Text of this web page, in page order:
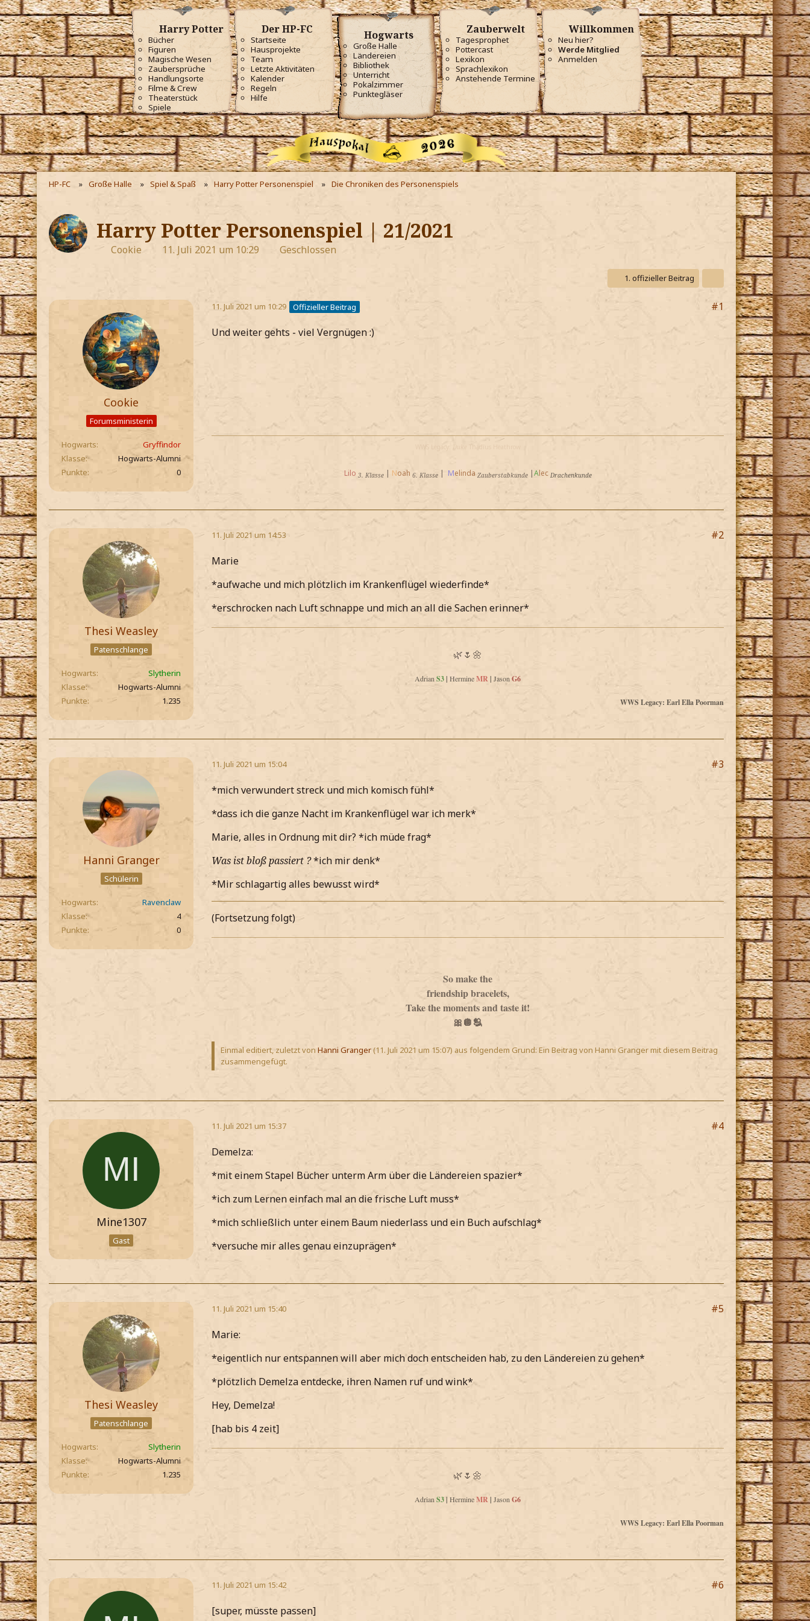
Harry Potter
Bücher
Figuren
Magische Wesen
Zaubersprüche
Handlungsorte
Filme & Crew
Theaterstück
Spiele
Der HP-FC
Startseite
Hausprojekte
Team
Letzte Aktivitäten
Kalender
Regeln
Hilfe
Hogwarts
Große Halle
Ländereien
Bibliothek
Unterricht
Pokalzimmer
Punktegläser
Zauberwelt
Tagesprophet
Pottercast
Lexikon
Sprachlexikon
Anstehende Termine
Willkommen
Neu hier?
Werde Mitglied
Anmelden
HP-FC Große Halle Spiel & Spaß Harry Potter Personenspiel Die Chroniken des Personenspiels
Harry Potter Personenspiel | 21/2021
Cookie 11. Juli 2021 um 10:29 Geschlossen
1. offizieller Beitrag
Cookie
Forumsministerin
Hogwarts
Gryffindor
Klasse
Hogwarts-Alumni
Punkte
0
11. Juli 2021 um 10:29 Offizieller Beitrag
#1
Und weiter gehts - viel Vergnügen :)
Lilo 3. Klasse| Noah 6. Klasse| Melinda Zauberstabkunde|Alec Drachenkunde
Thesi Weasley
Patenschlange
Hogwarts
Slytherin
Klasse
Hogwarts-Alumni
Punkte
1.235
11. Juli 2021 um 14:53
#2
Marie
*aufwache und mich plötzlich im Krankenflügel wiederfinde*
*erschrocken nach Luft schnappe und mich an all die Sachen erinner*
🌿🌷🌼
AdrianS3| HermineMR| JasonG6
WWS Legacy: Earl Ella Poorman
Hanni Granger
Schülerin
Hogwarts
Ravenclaw
Klasse
4
Punkte
0
11. Juli 2021 um 15:04
#3
*mich verwundert streck und mich komisch fühl*
*dass ich die ganze Nacht im Krankenflügel war ich merk*
Marie, alles in Ordnung mit dir? *ich müde frag*
Was ist bloß passiert ?*ich mir denk*
*Mir schlagartig alles bewusst wird*
(Fortsetzung folgt)
So make the
friendship bracelets,
Take the moments and taste it!
🎀🪩🫂
Einmal editiert, zuletzt von Hanni Granger(11. Juli 2021 um 15:07) aus folgendem Grund: Ein Beitrag von Hanni Granger mit diesem Beitrag
zusammengefügt.
Mine1307
Gast
11. Juli 2021 um 15:37
#4
Demelza:
*mit einem Stapel Bücher unterm Arm über die Ländereien spazier*
*ich zum Lernen einfach mal an die frische Luft muss*
*mich schließlich unter einem Baum niederlass und ein Buch aufschlag*
*versuche mir alles genau einzuprägen*
Thesi Weasley
Patenschlange
Hogwarts
Slytherin
Klasse
Hogwarts-Alumni
Punkte
1.235
11. Juli 2021 um 15:40
#5
Marie:
*eigentlich nur entspannen will aber mich doch entscheiden hab, zu den Ländereien zu gehen*
*plötzlich Demelza entdecke, ihren Namen ruf und wink*
Hey, Demelza!
[hab bis 4 zeit]
🌿🌷🌼
AdrianS3| HermineMR| JasonG6
WWS Legacy: Earl Ella Poorman
11. Juli 2021 um 15:42
#6
[super, müsste passen]